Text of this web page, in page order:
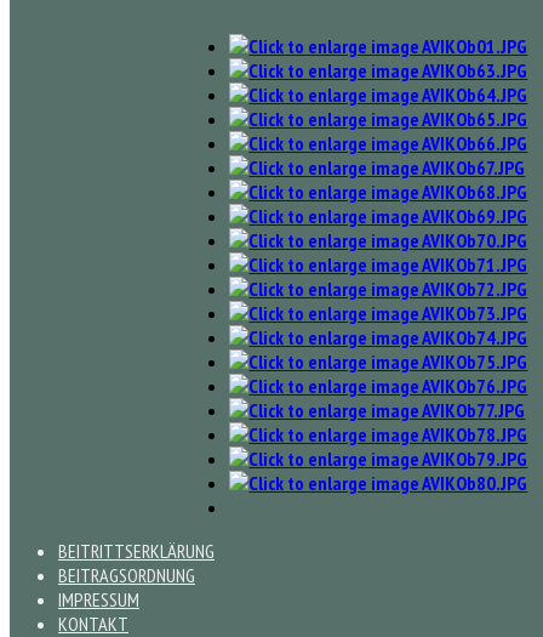
BEITRITTSERKLÄRUNG
BEITRAGSORDNUNG
IMPRESSUM
KONTAKT